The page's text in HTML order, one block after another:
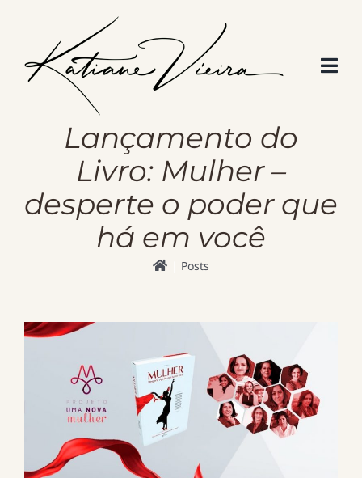
Lançamento do
Livro: Mulher –
desperte o poder que
há em você
Posts